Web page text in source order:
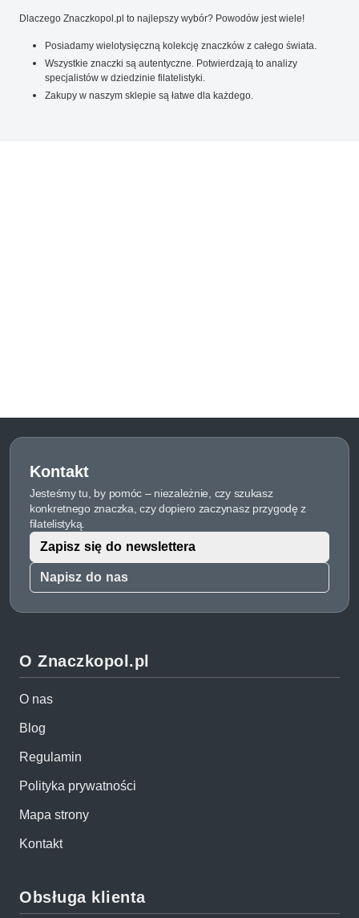
Dlaczego Znaczkopol.pl to najlepszy wybór? Powodów jest wiele!
Posiadamy wielotysięczną kolekcję znaczków z całego świata.
Wszystkie znaczki są autentyczne. Potwierdzają to analizy
specjalistów w dziedzinie filatelistyki.
Zakupy w naszym sklepie są łatwe dla każdego.
Kontakt
Jesteśmy tu, by pomóc – niezależnie, czy szukasz
konkretnego znaczka, czy dopiero zaczynasz przygodę z
filatelistyką.
Napisz do nas
Zapisz się do newslettera
O Znaczkopol.pl
O nas
Blog
Regulamin
Polityka prywatności
Mapa strony
Kontakt
Obsługa klienta